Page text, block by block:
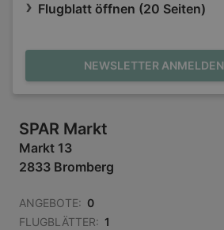
Flugblatt öffnen (20 Seiten)
NEWSLETTER ANMELDEN
SPAR Markt
Markt 13
2833 Bromberg
ANGEBOTE: 0
FLUGBLÄTTER: 1